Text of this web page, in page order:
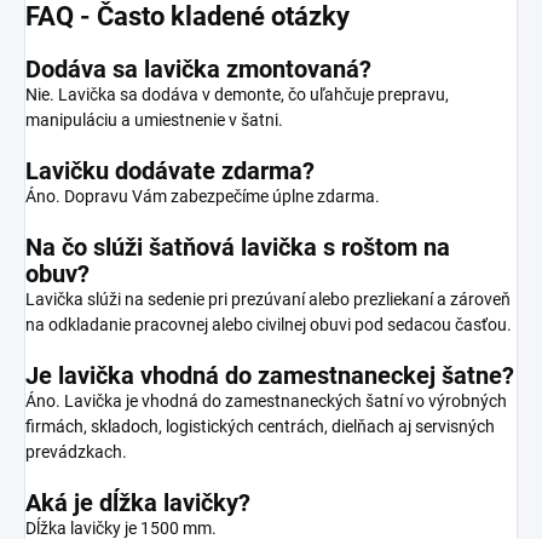
FAQ - Často kladené otázky
Dodáva sa lavička zmontovaná?
Nie. Lavička sa dodáva v demonte, čo uľahčuje prepravu,
manipuláciu a umiestnenie v šatni.
Lavičku dodávate zdarma?
Áno. Dopravu Vám zabezpečíme úplne zdarma.
Na čo slúži šatňová lavička s roštom na
obuv?
Lavička slúži na sedenie pri prezúvaní alebo prezliekaní a zároveň
na odkladanie pracovnej alebo civilnej obuvi pod sedacou časťou.
Je lavička vhodná do zamestnaneckej šatne?
Áno. Lavička je vhodná do zamestnaneckých šatní vo výrobných
firmách, skladoch, logistických centrách, dielňach aj servisných
prevádzkach.
Aká je dĺžka lavičky?
Dĺžka lavičky je 1500 mm.